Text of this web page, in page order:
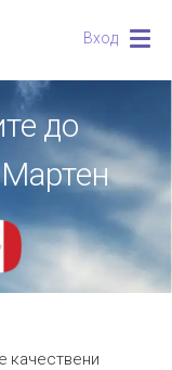
Вход
до
качествени